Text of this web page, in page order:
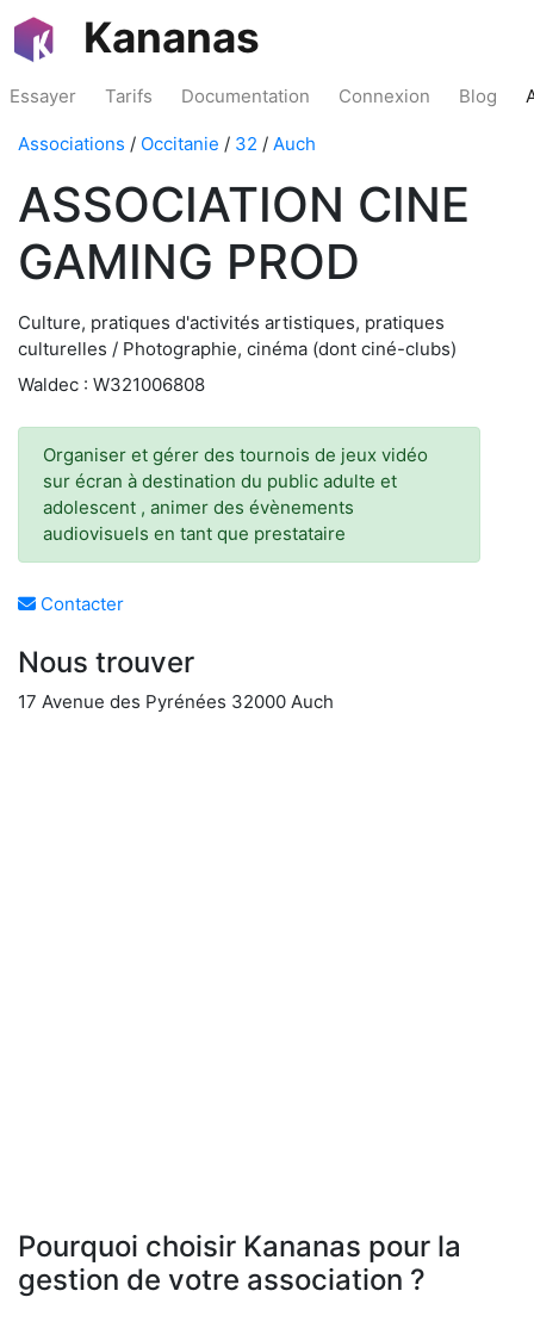
Kananas
Essayer Tarifs Documentation Connexion Blog
Associations / Occitanie / 32 / Auch
ASSOCIATION CINE
GAMING PROD
Culture, pratiques d'activités artistiques, pratiques
culturelles / Photographie, cinéma (dont ciné-clubs)
Waldec : W321006808
Organiser et gérer des tournois de jeux vidéo
sur écran à destination du public adulte et
adolescent , animer des évènements
audiovisuels en tant que prestataire
Contacter
Nous trouver
17 Avenue des Pyrénées 32000 Auch
Pourquoi choisir Kananas pour la
gestion de votre association ?